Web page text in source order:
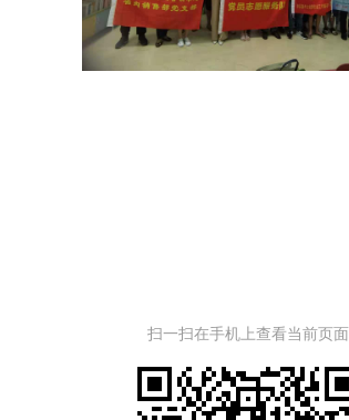
扫一扫在手机上查看当前页面